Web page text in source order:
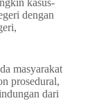
kasus-
dengan
masyarakat
prosedural,
dari